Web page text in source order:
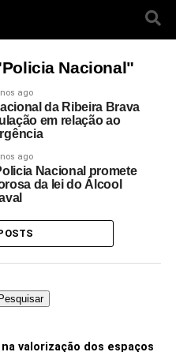
Nacional"
ago
da Ribeira Brava
em relação ao
ago
Nacional promete
da lei do Álcool
Pesquisar
valorização dos espaços